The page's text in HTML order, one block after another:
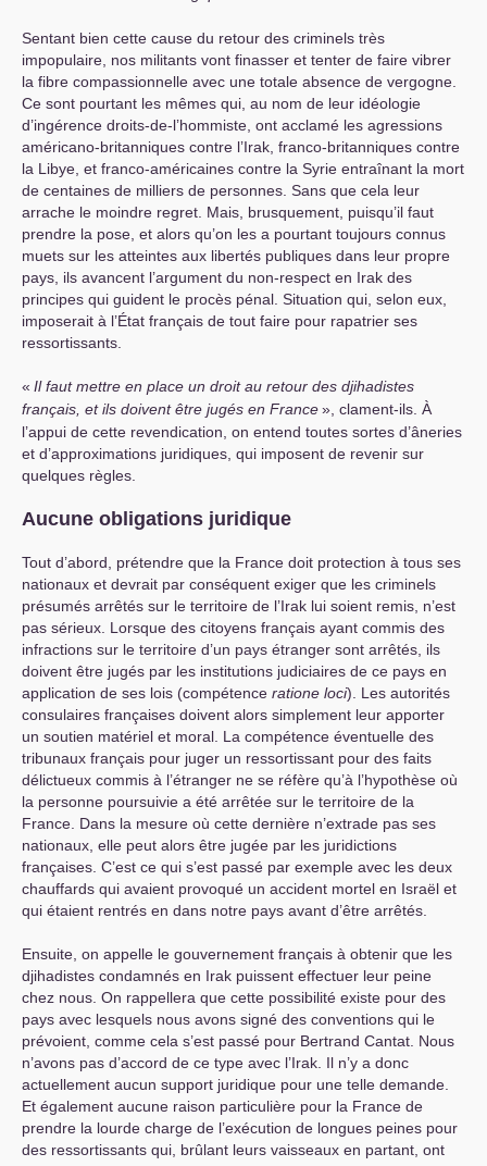
Sentant bien cette cause du retour des criminels très
impopulaire, nos militants vont finasser et tenter de faire vibrer
la fibre compassionnelle avec une totale absence de vergogne.
Ce sont pourtant les mêmes qui, au nom de leur idéologie
d’ingérence droits-de-l’hommiste, ont acclamé les agressions
américano-britanniques contre l’Irak, franco-britanniques contre
la Libye, et franco-américaines contre la Syrie entraînant la mort
de centaines de milliers de personnes. Sans que cela leur
arrache le moindre regret. Mais, brusquement, puisqu’il faut
prendre la pose, et alors qu’on les a pourtant toujours connus
muets sur les atteintes aux libertés publiques dans leur propre
pays, ils avancent l’argument du non-respect en Irak des
principes qui guident le procès pénal. Situation qui, selon eux,
imposerait à l’État français de tout faire pour rapatrier ses
ressortissants.
« Il faut mettre en place un droit au retour des djihadistes
français, et ils doivent être jugés en France», clament-ils. À
l’appui de cette revendication, on entend toutes sortes d’âneries
et d’approximations juridiques, qui imposent de revenir sur
quelques règles.
Aucune obligations juridique
Tout d’abord, prétendre que la France doit protection à tous ses
nationaux et devrait par conséquent exiger que les criminels
présumés arrêtés sur le territoire de l’Irak lui soient remis, n’est
pas sérieux. Lorsque des citoyens français ayant commis des
infractions sur le territoire d’un pays étranger sont arrêtés, ils
doivent être jugés par les institutions judiciaires de ce pays en
application de ses lois (compétence ratione loci). Les autorités
consulaires françaises doivent alors simplement leur apporter
un soutien matériel et moral. La compétence éventuelle des
tribunaux français pour juger un ressortissant pour des faits
délictueux commis à l’étranger ne se réfère qu’à l’hypothèse où
la personne poursuivie a été arrêtée sur le territoire de la
France. Dans la mesure où cette dernière n’extrade pas ses
nationaux, elle peut alors être jugée par les juridictions
françaises. C’est ce qui s’est passé par exemple avec les deux
chauffards qui avaient provoqué un accident mortel en Israël et
qui étaient rentrés en dans notre pays avant d’être arrêtés.
Ensuite, on appelle le gouvernement français à obtenir que les
djihadistes condamnés en Irak puissent effectuer leur peine
chez nous. On rappellera que cette possibilité existe pour des
pays avec lesquels nous avons signé des conventions qui le
prévoient, comme cela s’est passé pour Bertrand Cantat. Nous
n’avons pas d’accord de ce type avec l’Irak. Il n’y a donc
actuellement aucun support juridique pour une telle demande.
Et également aucune raison particulière pour la France de
prendre la lourde charge de l’exécution de longues peines pour
des ressortissants qui, brûlant leurs vaisseaux en partant, ont